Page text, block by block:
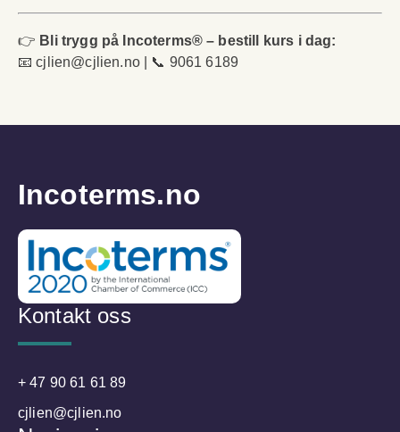
👉 Bli trygg på Incoterms® – bestill kurs i dag:
📧cjlien@cjlien.no| 📞 9061 6189
Incoterms.no
Kontakt oss
+ 47 90 61 61 89
cjlien@cjlien.no